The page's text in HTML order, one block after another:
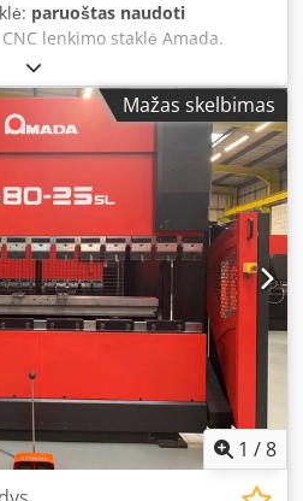
paruoštas naudoti
lenkimo staklė Amada.
ilgis: 2500 mm, presavimo
plotis: 2125 mm, iškyša: 420
aukštis: 620 mm,
960 mm. Staklių
mm/1600 mm/2750 mm, svoris:
Dokumentacija yra. Galima
Ap Hsck
Mažas skelbimas
1 /8